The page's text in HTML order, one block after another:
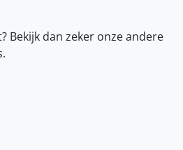
Bekijk dan zeker onzeandere